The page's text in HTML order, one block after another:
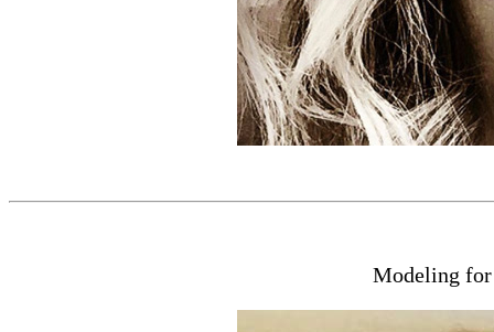
Modeling for